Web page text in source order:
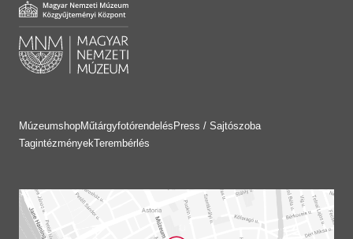
MúzeumshopMűtárgyfotórendelés Press / Sajtószoba
TagintézményekTerembérlés